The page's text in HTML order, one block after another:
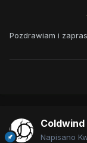
Pozdrawiam i
Coldwind
Napisano